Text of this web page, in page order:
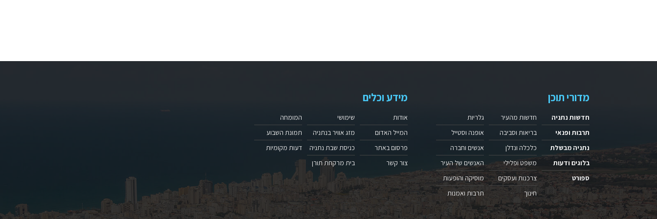
מדורי תוכן
חדשות נתניה
תרבות ופנאי
נתניה מבשלת
בלוגים ודעות
ספורט
חדשות מהעיר
בריאות וסביבה
כלכלה ונדלן
משפט ופלילי
צרכנות ועסקים
חינוך
גלריות
אופנה וסטייל
אנשים וחברה
האנשים של העיר
מוסיקה והופעות
תרבות ואמנות
מידע וכלים
אודות
המייל האדום
פרסום באתר
צור קשר
שימושי
מזג אוויר בנתניה
כניסת שבת נתניה
בית מרקחת תורן
המומחה
תמונת השבוע
דעות מקומיות